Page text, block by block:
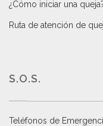
¿Cómo iniciar una
Ruta de atención de
S.O.S.
Teléfonos de